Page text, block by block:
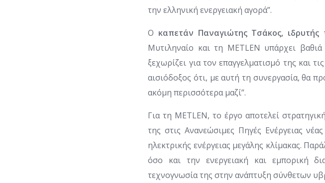
την ελληνική ενεργειακή αγορά”.
Ο καπετάν Παναγιώτης Τσάκος,
Μυτιληναίο και τη METLEN υπάρχει
ξεχωρίζει για τον επαγγελματισμό της και
αισιόδοξος ότι, με αυτή τη συνεργασία, θα
ακόμη περισσότερα μαζί”.
Για τη METLEN, το έργο αποτελεί
της στις Ανανεώσιμες Πηγές Ενέργειας
ηλεκτρικής ενέργειας μεγάλης κλίμακας.
όσο και την ενεργειακή και εμπορική
τεχνογνωσία της στην ανάπτυξη σύνθετων